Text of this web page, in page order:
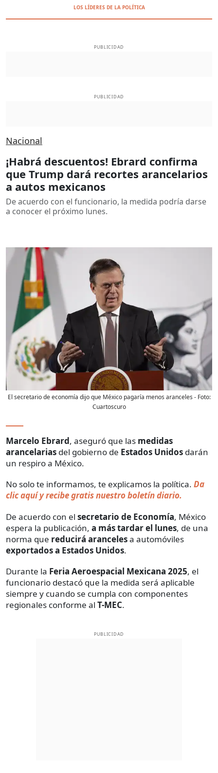
LOS LÍDERES DE LA POLÍTICA
PUBLICIDAD
PUBLICIDAD
Nacional
¡Habrá descuentos! Ebrard confirma
que Trump dará recortes arancelarios
a autos mexicanos
De acuerdo con el funcionario, la medida podría darse
a conocer el próximo lunes.
El secretario de economía dijo que México pagaría menos aranceles - Foto:
Cuartoscuro
Marcelo Ebrard, aseguró que las medidas
arancelarias del gobierno de Estados Unidos darán
un respiro a México.
No solo te informamos, te explicamos la política. Da
clic aquí y recibe gratis nuestro boletín diario.
De acuerdo con el secretario de Economía, México
espera la publicación, a más tardar el lunes, de una
norma que reducirá arancelesa automóviles
exportados a Estados Unidos.
Durante la Feria Aeroespacial Mexicana 2025, el
funcionario destacó que la medida será aplicable
siempre y cuando se cumpla con componentes
regionales conforme al T-MEC.
PUBLICIDAD